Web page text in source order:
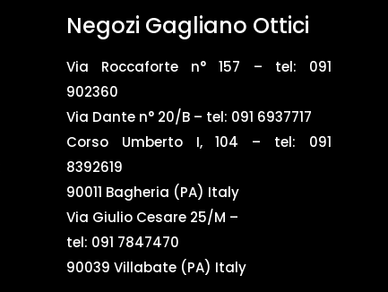
Negozi Gagliano Ottici
Via Roccaforte n° 157 – tel: 091
902360
Via Dante n° 20/B – tel: 091 6937717
Corso Umberto I, 104 – tel: 091
8392619
90011 Bagheria (PA) Italy
Via Giulio Cesare 25/M –
tel: 091 7847470
90039 Villabate (PA) Italy